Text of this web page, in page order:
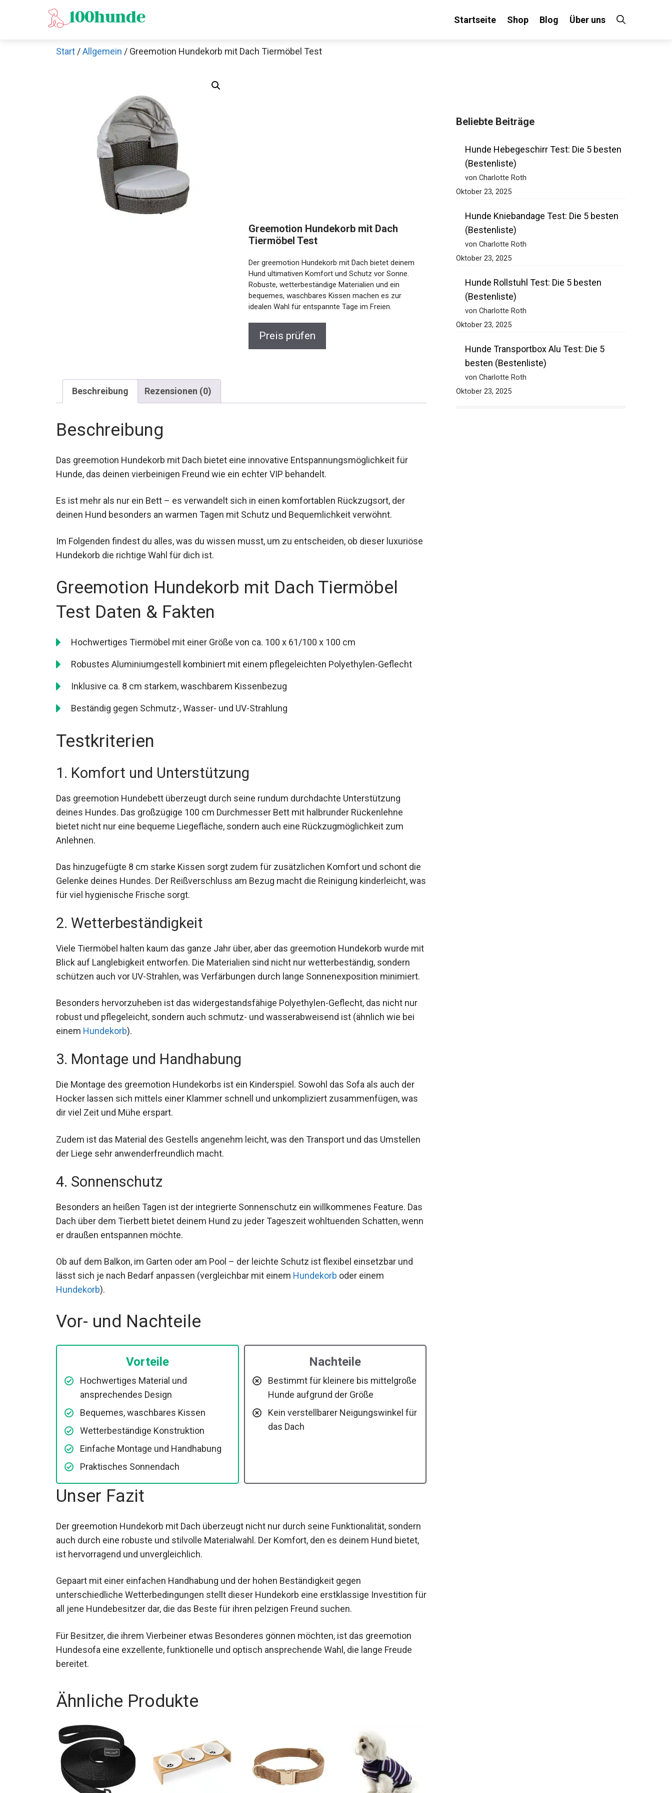
Startseite Shop Blog Über uns
Start /Allgemein / Greemotion Hundekorb mit Dach Tiermöbel Test
Greemotion Hundekorb mit Dach
Tiermöbel Test
Der greemotion Hundekorb mit Dach bietet deinem
Hund ultimativen Komfort und Schutz vor Sonne.
Robuste, wetterbeständige Materialien und ein
bequemes, waschbares Kissen machen es zur
idealen Wahl für entspannte Tage im Freien.
Preis prüfen
Beschreibung Rezensionen (0)
Beschreibung
Das greemotion Hundekorb mit Dach bietet eine innovative Entspannungsmöglichkeit für
Hunde, das deinen vierbeinigen Freund wie ein echter VIP behandelt.
Es ist mehr als nur ein Bett – es verwandelt sich in einen komfortablen Rückzugsort, der
deinen Hund besonders an warmen Tagen mit Schutz und Bequemlichkeit verwöhnt.
Im Folgenden findest du alles, was du wissen musst, um zu entscheiden, ob dieser luxuriöse
Hundekorb die richtige Wahl für dich ist.
Greemotion Hundekorb mit Dach Tiermöbel
Test Daten & Fakten
Hochwertiges Tiermöbel mit einer Größe von ca. 100 x 61/100 x 100 cm
Robustes Aluminiumgestell kombiniert mit einem pflegeleichten Polyethylen-Geflecht
Inklusive ca. 8 cm starkem, waschbarem Kissenbezug
Beständig gegen Schmutz-, Wasser- und UV-Strahlung
Testkriterien
1. Komfort und Unterstützung
Das greemotion Hundebett überzeugt durch seine rundum durchdachte Unterstützung
deines Hundes. Das großzügige 100 cm Durchmesser Bett mit halbrunder Rückenlehne
bietet nicht nur eine bequeme Liegefläche, sondern auch eine Rückzugmöglichkeit zum
Anlehnen.
Das hinzugefügte 8 cm starke Kissen sorgt zudem für zusätzlichen Komfort und schont die
Gelenke deines Hundes. Der Reißverschluss am Bezug macht die Reinigung kinderleicht, was
für viel hygienische Frische sorgt.
2. Wetterbeständigkeit
Viele Tiermöbel halten kaum das ganze Jahr über, aber das greemotion Hundekorb wurde mit
Blick auf Langlebigkeit entworfen. Die Materialien sind nicht nur wetterbeständig, sondern
schützen auch vor UV-Strahlen, was Verfärbungen durch lange Sonnenexposition minimiert.
Besonders hervorzuheben ist das widergestandsfähige Polyethylen-Geflecht, das nicht nur
robust und pflegeleicht, sondern auch schmutz- und wasserabweisend ist (ähnlich wie bei
einem Hundekorb).
3. Montage und Handhabung
Die Montage des greemotion Hundekorbs ist ein Kinderspiel. Sowohl das Sofa als auch der
Hocker lassen sich mittels einer Klammer schnell und unkompliziert zusammenfügen, was
dir viel Zeit und Mühe erspart.
Zudem ist das Material des Gestells angenehm leicht, was den Transport und das Umstellen
der Liege sehr anwenderfreundlich macht.
4. Sonnenschutz
Besonders an heißen Tagen ist der integrierte Sonnenschutz ein willkommenes Feature. Das
Dach über dem Tierbett bietet deinem Hund zu jeder Tageszeit wohltuenden Schatten, wenn
er draußen entspannen möchte.
Ob auf dem Balkon, im Garten oder am Pool – der leichte Schutz ist flexibel einsetzbar und
lässt sich je nach Bedarf anpassen (vergleichbar mit einem Hundekorb oder einem
Hundekorb).
Vor- und Nachteile
Vorteile
Hochwertiges Material und
ansprechendes Design
Bequemes, waschbares Kissen
Wetterbeständige Konstruktion
Einfache Montage und Handhabung
Praktisches Sonnendach
Nachteile
Bestimmt für kleinere bis mittelgroße
Hunde aufgrund der Größe
Kein verstellbarer Neigungswinkel für
das Dach
Unser Fazit
Der greemotion Hundekorb mit Dach überzeugt nicht nur durch seine Funktionalität, sondern
auch durch eine robuste und stilvolle Materialwahl. Der Komfort, den es deinem Hund bietet,
ist hervorragend und unvergleichlich.
Gepaart mit einer einfachen Handhabung und der hohen Beständigkeit gegen
unterschiedliche Wetterbedingungen stellt dieser Hundekorb eine erstklassige Investition für
all jene Hundebesitzer dar, die das Beste für ihren pelzigen Freund suchen.
Für Besitzer, die ihrem Vierbeiner etwas Besonderes gönnen möchten, ist das greemotion
Hundesofa eine exzellente, funktionelle und optisch ansprechende Wahl, die lange Freude
bereitet.
Ähnliche Produkte
Beliebte Beiträge
Hunde Hebegeschirr Test: Die 5 besten
(Bestenliste)
von Charlotte Roth
Oktober 23, 2025
Hunde Kniebandage Test: Die 5 besten
(Bestenliste)
von Charlotte Roth
Oktober 23, 2025
Hunde Rollstuhl Test: Die 5 besten
(Bestenliste)
von Charlotte Roth
Oktober 23, 2025
Hunde Transportbox Alu Test: Die 5
besten (Bestenliste)
von Charlotte Roth
Oktober 23, 2025